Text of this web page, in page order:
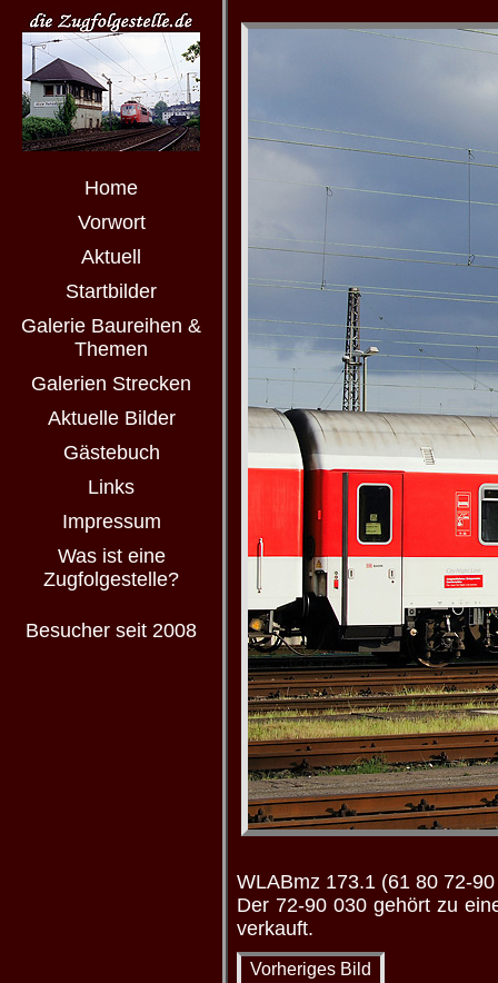
Home
Vorwort
Aktuell
Startbilder
Galerie Baureihen &
Themen
Galerien Strecken
Aktuelle Bilder
Gästebuch
Links
Impressum
Was ist eine
Zugfolgestelle?
Besucher seit 2008
WLABmz 173.1 (61 80 72-
Der 72-90 030 gehört zu
verkauft.
Vorheriges Bild